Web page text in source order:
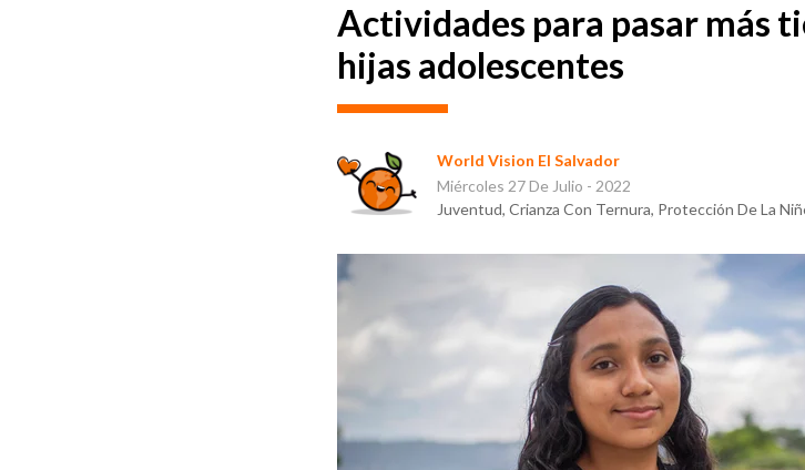
Actividades para pasar más
hijas adolescentes
World Vision El Salvador
Miércoles 27 De Julio - 2022
Juventud, Crianza Con Ternura, Protección De La